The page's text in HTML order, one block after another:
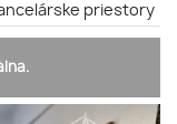
priestory